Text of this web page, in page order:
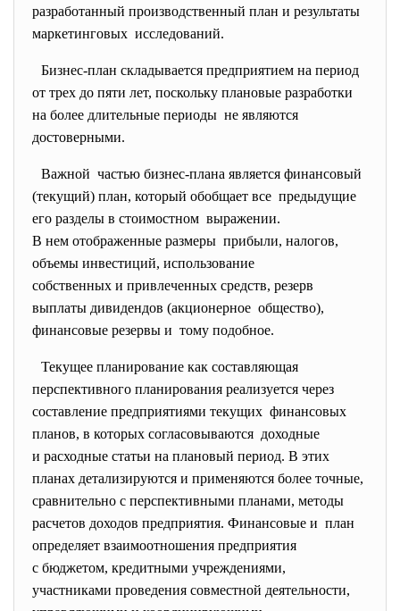
разработанный производственный план и результаты
маркетинговых исследований.
Бизнес-план складывается предприятием на период
от трех до пяти лет, поскольку плановые разработки
на более длительные периоды не являются
достоверными.
Важной частью бизнес-плана является финансовый
(текущий) план, который обобщает все предыдущие
его разделы в стоимостном выражении.
В нем отображенные размеры прибыли, налогов,
объемы инвестиций, использование
собственных и привлеченных средств, резерв
выплаты дивидендов (акционерное общество),
финансовые резервы и тому подобное.
Текущее планирование как составляющая
перспективного планирования реализуется через
составление предприятиями текущих финансовых
планов, в которых согласовываются доходные
и расходные статьи на плановый период. В этих
планах детализируются и применяются более точные,
сравнительно с перспективными планами, методы
расчетов доходов предприятия. Финансовые и план
определяет взаимоотношения предприятия
с бюджетом, кредитными учреждениями,
участниками проведения совместной деятельности,